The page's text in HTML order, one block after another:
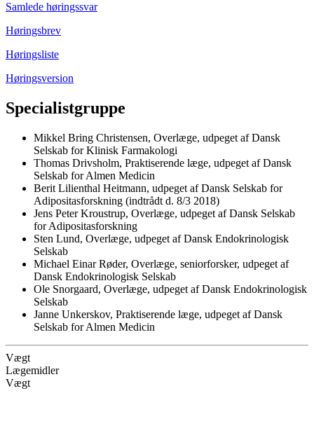
Samlede høringssvar
Høringsbrev
Høringsliste
Høringsversion
Specialistgruppe
Mikkel Bring Christensen, Overlæge, udpeget af Dansk
Selskab for Klinisk Farmakologi
Thomas Drivsholm, Praktiserende læge, udpeget af Dansk
Selskab for Almen Medicin
Berit Lilienthal Heitmann, udpeget af Dansk Selskab for
Adipositasforskning (indtrådt d. 8/3 2018)
Jens Peter Kroustrup, Overlæge, udpeget af Dansk Selskab
for Adipositasforskning
Sten Lund, Overlæge, udpeget af Dansk Endokrinologisk
Selskab
Michael Einar Røder, Overlæge, seniorforsker, udpeget af
Dansk Endokrinologisk Selskab
Ole Snorgaard, Overlæge, udpeget af Dansk Endokrinologisk
Selskab
Janne Unkerskov, Praktiserende læge, udpeget af Dansk
Selskab for Almen Medicin
Vægt
Lægemidler
Vægt